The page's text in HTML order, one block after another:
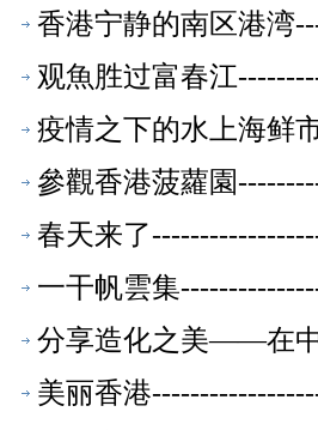
香港宁静的南区港湾
观魚胜过富春江
疫情之下的水上海鲜
參觀香港菠蘿園
春天来了
一干帆雲集
分享造化之美——在中
美丽香港